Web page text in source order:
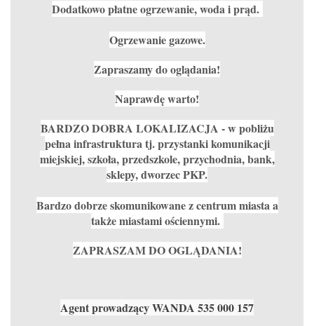
Dodatkowo płatne ogrzewanie, woda i prąd.
Ogrzewanie gazowe.
Zapraszamy do oglądania!
Naprawdę warto!
BARDZO DOBRA LOKALIZACJA - w pobliżu
pełna infrastruktura tj. przystanki komunikacji
miejskiej, szkoła, przedszkole, przychodnia, bank,
sklepy, dworzec PKP.
Bardzo dobrze skomunikowane z centrum miasta a
także miastami ościennymi.
ZAPRASZAM DO OGLĄDANIA!
Agent prowadzący WANDA 535 000 157